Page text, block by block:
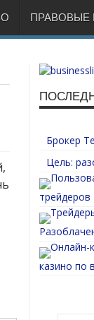
Брокер
Цель:
казино по